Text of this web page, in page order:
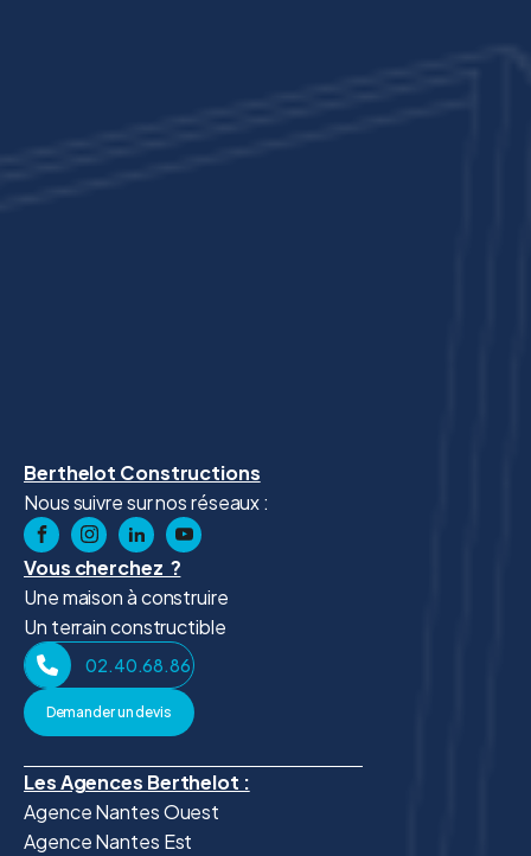
Berthelot Constructions
Nous suivre sur nos réseaux :
Vous cherchez ?
Une maison à construire
Un terrain constructible
02.40.68.86.41
Demander un devis
Les Agences Berthelot :
Agence Nantes Ouest
Agence Nantes Est